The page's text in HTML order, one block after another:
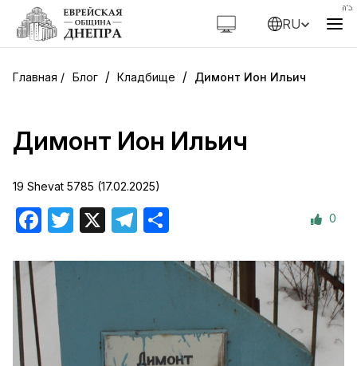
RU
Блог / Кладбище / Димонт Ион Ильич
Димонт Ион Ильич
19 Shevat 5785 (17.02.2025)
Facebook
Twitter Telegram 0